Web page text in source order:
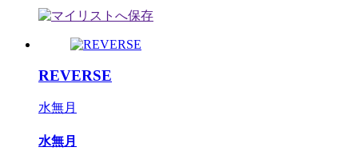
REVERSE
水無月
水無月